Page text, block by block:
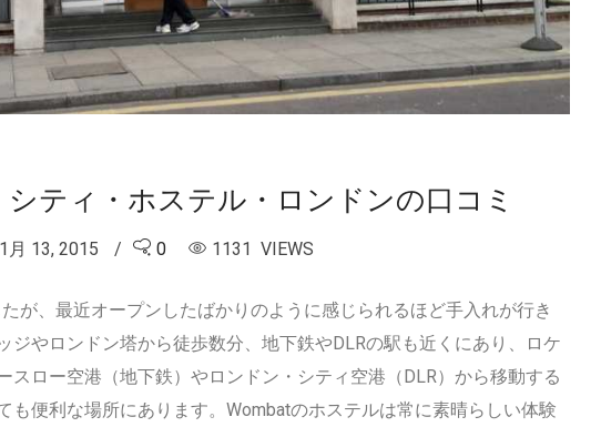
ティ・ホステル・ロンドンの口コミ
月 13, 2015 0 1131 VIEWS
が、最近オープンしたばかりのように感じられるほど手入れが行き
ジやロンドン塔から徒歩数分、地下鉄やDLRの駅も近くにあり、ロケ
スロー空港（地下鉄）やロンドン・シティ空港（DLR）から移動する
も便利な場所にあります。Wombatのホステルは常に素晴らしい体験